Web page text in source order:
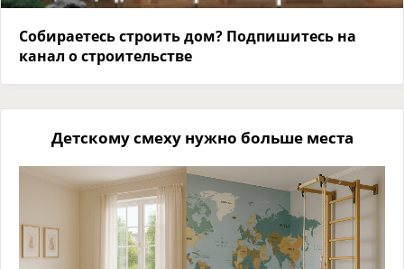
Собираетесь строить дом? Подпишитесь на
канал о строительстве
Детскому смеху нужно больше места